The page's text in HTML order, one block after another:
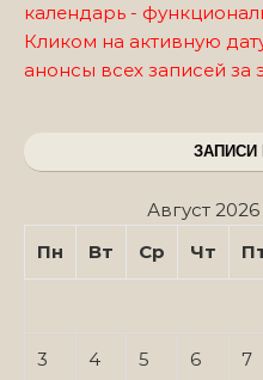
календарь -
Кликом на активную
анонсы всех записей за
ЗАПИСИ
Август 2026
Пн
Вт Ср Чт
3 4 5 6 7